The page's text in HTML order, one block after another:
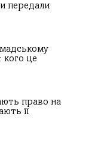
передали
кого це
право на
її